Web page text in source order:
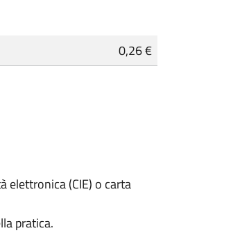
0,26 €
elettronica (CIE) o carta
pratica.